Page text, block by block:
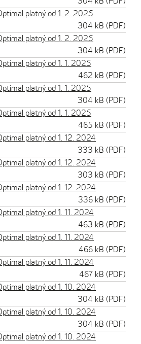
platný od 1. 2. 2025
304 kB (PDF)
platný od 1. 2. 2025
304 kB (PDF)
platný od 1. 1. 2025
462 kB (PDF)
platný od 1. 1. 2025
304 kB (PDF)
platný od 1. 1. 2025
465 kB (PDF)
platný od 1. 12. 2024
333 kB (PDF)
platný od 1. 12. 2024
303 kB (PDF)
platný od 1. 12. 2024
336 kB (PDF)
platný od 1. 11. 2024
463 kB (PDF)
platný od 1. 11. 2024
466 kB (PDF)
platný od 1. 11. 2024
467 kB (PDF)
platný od 1. 10. 2024
304 kB (PDF)
platný od 1. 10. 2024
304 kB (PDF)
platný od 1. 10. 2024